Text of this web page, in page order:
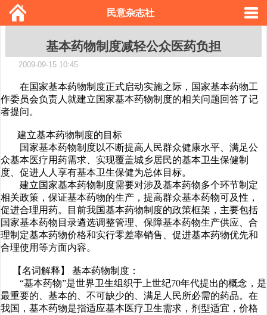
民意杂志社
基本药物制度减轻公众医药负担
2009-09-15 10:45
在国家基本药物制度正式启动实施之际，国家基本药物工
作委员会负责人就建立国家基本药物制度的相关问题回答了记
者提问。
建立基本药物制度的目标
国家基本药物制度以不断提高人民群众健康水平、满足公
众基本医疗用药需求、实现覆盖城乡居民的基本卫生保健制
度、促进人人享有基本卫生保健为总体目标。
建立国家基本药物制度需要对涉及基本药物多个环节制定
相关政策，保证基本药物的生产，提高群众基本药物可及性，
促进合理用药。目前我国基本药物制度的政策框架，主要包括
国家基本药物目录遴选调整管理、保障基本药物生产供应、合
理制定基本药物价格和实行零差率销售、促进基本药物优先和
合理使用等方面内容。
【名词解释】 基本药物制度：
“基本药物”是世界卫生组织于上世纪70年代提出的概念，是
最重要的、基本的、不可缺少的、满足人民所必需的药品。在
我国，基本药物是指适应基本医疗卫生需求，剂型适宜，价格